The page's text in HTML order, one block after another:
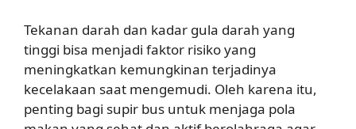
Tekanan darah dan kadar gula darah yang
tinggi bisa menjadi faktor risiko yang
meningkatkan kemungkinan terjadinya
kecelakaan saat mengemudi. Oleh karena itu,
penting bagi supir bus untuk menjaga pola